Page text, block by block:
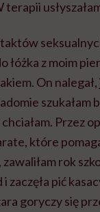
terapii
łóżka z moim
On
szukałam
Przez
które
rok
zaczęła pić
goryczy się